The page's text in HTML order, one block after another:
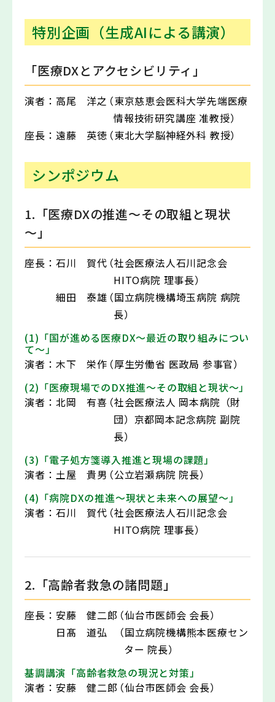
特別企画（生成AIによる講演）
「医療DXとアクセシビリティ」
演者： 高尾 洋之（東京慈恵会医科大学先端医療
情報技術研究講座 准教授）
座長： 遠藤 英徳（東北大学脳神経外科 教授）
シンポジウム
1.「医療DXの推進～その取組と現状
～」
座長： 石川 賀代（社会医療法人石川記念会
HITO病院 理事長）
細田 泰雄（国立病院機構埼玉病院 病院
長）
(1)「国が進める医療DX～最近の取り組みについ
て～」
演者： 木下 栄作（厚生労働省 医政局 参事官）
(2)「医療現場でのDX推進～その取組と現状～」
演者： 北岡 有喜（社会医療法人 岡本病院（財
団）京都岡本記念病院 副院
長）
(3)「電子処方箋導入推進と現場の課題」
演者： 土屋 貴男（公立岩瀬病院 院長）
(4)「病院DXの推進～現状と未来への展望～」
演者： 石川 賀代（社会医療法人石川記念会
HITO病院 理事長）
2.「高齢者救急の諸問題」
座長： 安藤 健二郎（仙台市医師会 会長）
日髙 道弘
（国立病院機構熊本医療セン
ター 院長）
基調講演「高齢者救急の現況と対策」
演者： 安藤 健二郎（仙台市医師会 会長）